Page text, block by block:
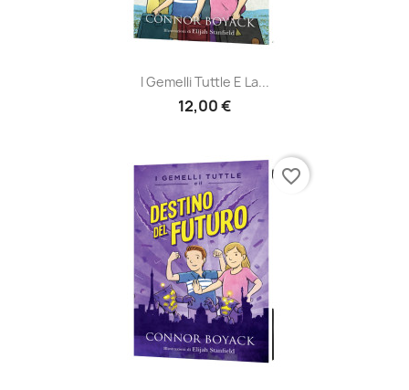
I Gemelli Tuttle E La...
12,00 €
favorite_border